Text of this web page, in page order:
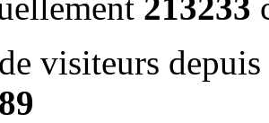
visiteurs